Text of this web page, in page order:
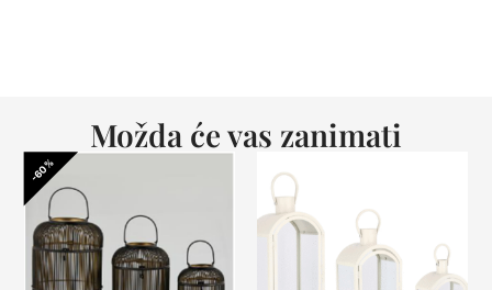
Možda će vas zanimati
-60%